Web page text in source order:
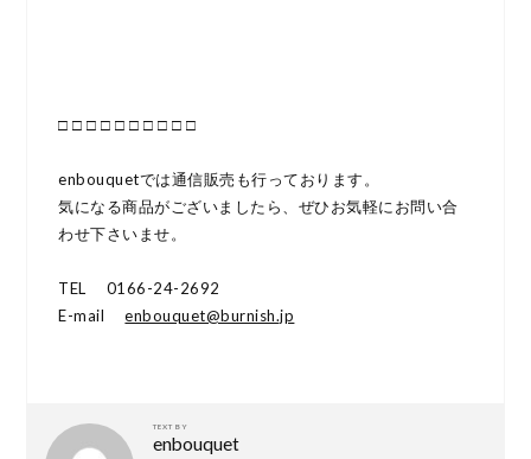
□ □ □ □ □ □ □ □ □ □
enbouquetでは通信販売も行っております。
気になる商品がございましたら、ぜひお気軽にお問い合
わせ下さいませ。
TEL 0166-24-2692
E-mailenbouquet@burnish.jp
TEXT BY
enbouquet